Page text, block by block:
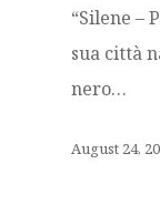
“Silene –
sua città
nero…
August 24,